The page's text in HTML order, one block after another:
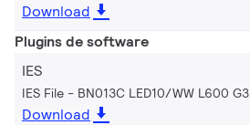
Download
Plugins de software
IES
IES File - BN013C LED10/WW L600 G3
Download